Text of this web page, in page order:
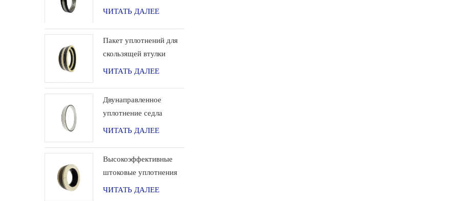
инструментов
ЧИТАТЬ ДАЛЕЕ
Пакет уплотнений для
скользящей втулки
скважинного
ЧИТАТЬ ДАЛЕЕ
Двунаправленное
уплотнение седла
шарового клапана
ЧИТАТЬ ДАЛЕЕ
Высокоэффективные
штоковые уплотнения
для применения в
ЧИТАТЬ ДАЛЕЕ